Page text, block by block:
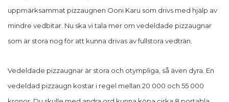
uppmärksammat pizzaugnen Ooni Karu som drivs med hjälp av
mindre vedbitar. Nu ska vi tala mer om vedeldade pizzaugnar
som är stora nog för att kunna drivas av fullstora vedträn.
Vedeldade pizzaugnar är stora och otympliga, så även dyra. En
vedeldad pizzaugn kostar i regel mellan 20 000 och 55 000